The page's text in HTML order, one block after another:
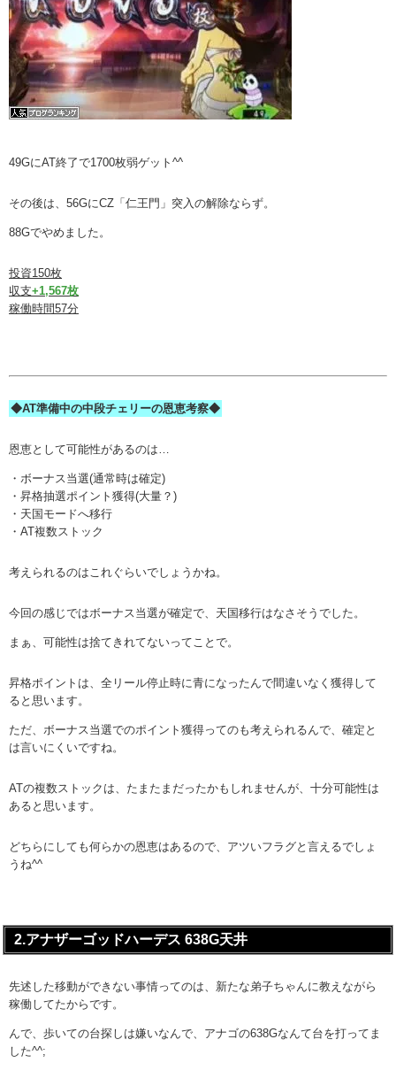
49GにAT終了で1700枚弱ゲット^^
その後は、56GにCZ「仁王門」突入の解除ならず。
88Gでやめました。
投資150枚
収支+1,567枚
稼働時間57分
◆AT準備中の中段チェリーの恩恵考察◆
恩恵として可能性があるのは…
・ボーナス当選(通常時は確定)
・昇格抽選ポイント獲得(大量？)
・天国モードへ移行
・AT複数ストック
考えられるのはこれぐらいでしょうかね。
今回の感じではボーナス当選が確定で、天国移行はなさそうでした。
まぁ、可能性は捨てきれてないってことで。
昇格ポイントは、全リール停止時に青になったんで間違いなく獲得して
ると思います。
ただ、ボーナス当選でのポイント獲得ってのも考えられるんで、確定と
は言いにくいですね。
ATの複数ストックは、たまたまだったかもしれませんが、十分可能性は
あると思います。
どちらにしても何らかの恩恵はあるので、アツいフラグと言えるでしょ
うね^^
2.アナザーゴッドハーデス 638G天井
先述した移動ができない事情ってのは、新たな弟子ちゃんに教えながら
稼働してたからです。
んで、歩いての台探しは嫌いなんで、アナゴの638Gなんて台を打ってま
した^^;